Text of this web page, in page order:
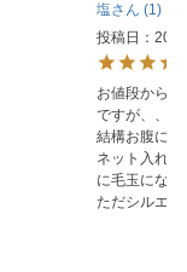
塩
1
投稿日
お値段から
ですが、、
結構お腹に
ネット入れ
に毛玉にな
ただシルエ